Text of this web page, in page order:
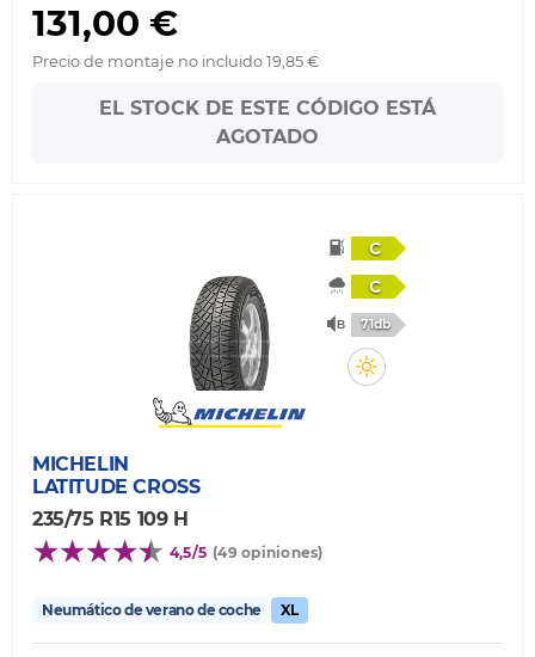
131,00 €
Precio de montaje no incluido 19,85 €
EL STOCK DE ESTE CÓDIGO ESTÁ
AGOTADO
C
C
71db
MICHELIN
LATITUDE CROSS
235/75 R15 109 H
4,5/5 (49 opiniones)
Neumático de verano de coche XL